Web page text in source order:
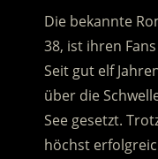
Die bekannte
38, ist ihren
Seit gut elf
über die
See gesetzt.
höchst